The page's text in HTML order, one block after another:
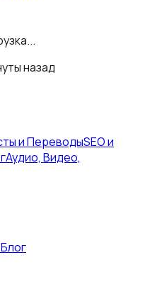
назад
и ПереводыSEO и
Аудио, Видео,
Блог